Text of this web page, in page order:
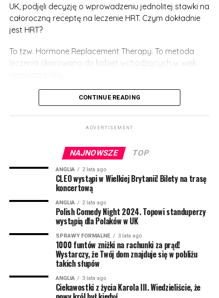
Szacuje się, że z leczenia HRT korzysta ok. 400 tysięcy
kobiet w Wielkiej Brytanii. Teraz ta liczba
prawdopodobnie się zwiększy.
Więcej o Hormone Replacement Theraphy
przeczytacie na oficjalnej stronie NHS –
dostępnej
UK, podjęli decyzję o wprowadzeniu jednolitej stawki na
całoroczną receptę na leczenie HRT. Czym dokładnie
jest HRT?
To tzw. Hormone Replacement Therapy. To metoda
leczenia skierowana do kobiet wchodzących w wiek
Wystarczy przyjąć niewielką tabletkę, a w organizmie
wytworzy się więcej hormonu, który w czasie
zakresie. Dzięki temu kobiety leczące się metodą HRT
menopauzy, jak m.in. uderzenia gorąca, uporczywe
bóle głowy czy bezsenność.
Dotychczas wspomniana metoda była dostępna w UK,
ale za każdym razem należało udać się do lekarza i
zapłacić za receptę. Teraz to się zmienia.
Za całoroczny zapas zapłacimy dokładnie 18 funtów i
70 pensów. O taką możliwość można aplikować online
lub udać się do najbliższej apteki.
– To ogromny krok dla wielu pań na Wyspach, ich
zdrowie i dobre samopoczucie powinno być
CONTINUE READING
ADVERTISEMENT
NAJNOWSZE TOP
ANGLIA 2 lata ago
CLEO wystąpi w Wielkiej Brytanii! Bilety na trasę
koncertową
ANGLIA 2 lata ago
Polish Comedy Night 2024. Topowi standuperzy
wystąpią dla Polaków w UK
SPRAWY FORMALNE 3 lata ago
1000 funtów zniżki na rachunki za prąd!
Wystarczy, że Twój dom znajduje się w pobliżu
takich słupów
ANGLIA 3 lata ago
Ciekawostki z życia Karola III. Wiedzieliście, że